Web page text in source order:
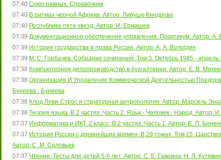
07:40 Союз равных. Справочник
07:40 В ритмах черной Африки. Автор: Либуше Киндрова
07:40 Республика пяти звезд. Автор: И. Ермашев
07:39 Документационное обеспечение управления. Практикум. Автор:
07:39 История государства и права России. Автор: А. А. Вологдин
07:39 М. С. Горбачев. Собрание сочинений. Том 3. Октябрь 1985 -
07:38 Компьютерное делопроизводство в бухгалтерии. Автор: Е. В.
07:38 Организация И Управление Коммерческой Деятельностью
Бунеева - Бунеева
07:38 Клод Леви-Строс и структурная антропология. Автор: Марсель
07:38 Теория языка. В 2 частях. Часть 2. Язык - Человек - Народ. Автор:
07:37 Информатика и ИКТ. 2 класс. В 2 частях. Часть 1. Автор: Е. П.
07:37 История России с древнейших времен. В 29 томах. Том 15.
Автор: С. М. Соловьев
07:37 Чтение. Тесты для детей 5-6 лет. Автор: С. Е. Гаврина, Н. Л.